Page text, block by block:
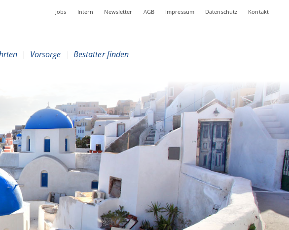
Jobs Intern Newsletter AGB Impressum Datenschutz Kontakt
Vorsorge Bestatter finden